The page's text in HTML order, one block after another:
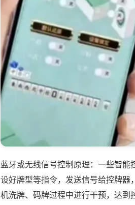
蓝牙或无线信号控制原理：一些智
设好牌型等指令，发送信号给控牌
机洗牌、码牌过程中进行干预，达到